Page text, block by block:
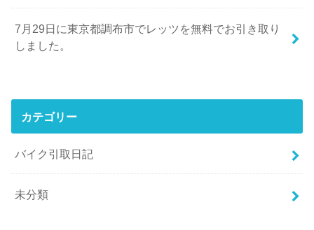
7月29日に東京都調布市でレッツを無料でお引き取り
しました。
カテゴリー
バイク引取日記
未分類